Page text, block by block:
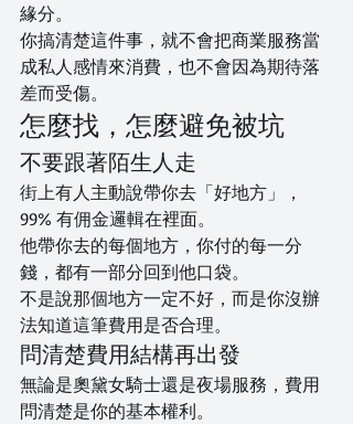
緣分。
你搞清楚這件事，就不會把商業服務當
成私人感情來消費，也不會因為期待落
差而受傷。
怎麼找，怎麼避免被坑
不要跟著陌生人走
街上有人主動說帶你去「好地方」，
99% 有佣金邏輯在裡面。
他帶你去的每個地方，你付的每一分
錢，都有一部分回到他口袋。
不是說那個地方一定不好，而是你沒辦
法知道這筆費用是否合理。
問清楚費用結構再出發
無論是奧黛女騎士還是夜場服務，費用
問清楚是你的基本權利。